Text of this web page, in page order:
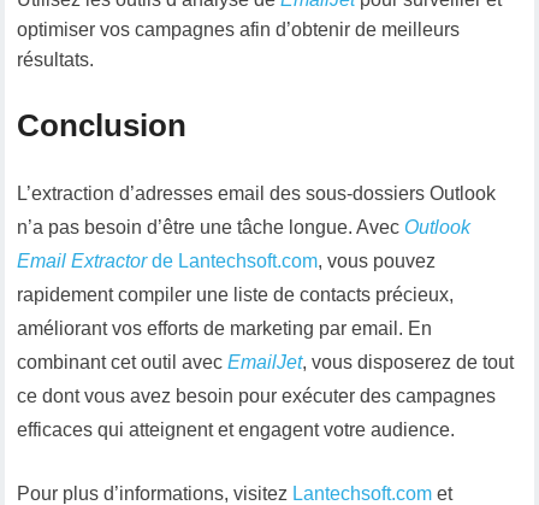
optimiser vos campagnes afin d’obtenir de meilleurs
résultats.
Conclusion
L’extraction d’adresses email des sous-dossiers Outlook
n’a pas besoin d’être une tâche longue. Avec Outlook
Email Extractorde Lantechsoft.com, vous pouvez
rapidement compiler une liste de contacts précieux,
améliorant vos efforts de marketing par email. En
combinant cet outil avecEmailJet, vous disposerez de tout
ce dont vous avez besoin pour exécuter des campagnes
efficaces qui atteignent et engagent votre audience.
Pour plus d’informations, visitez Lantechsoft.com et